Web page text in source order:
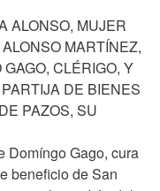
ALONSO, MUJER
MARTÍNEZ,
CLÉRIGO, Y
DE BIENES
PAZOS, SU
Domíngo Gago, cura
beneficio de San